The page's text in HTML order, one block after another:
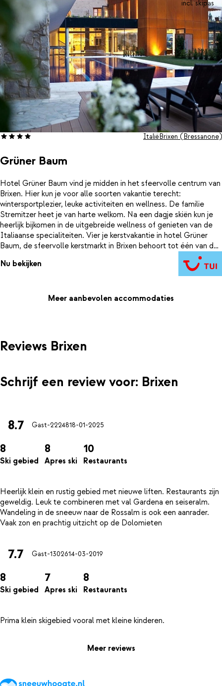
incl. skipas
Grüner Baum
ItaliëBrixen (Bressanone)
Hotel Grüner Baum vind je midden in het sfeervolle centrum van
Brixen. Hier kun je voor alle soorten vakantie terecht:
wintersportplezier, leuke activiteiten en wellness. De familie
Stremitzer heet je van harte welkom. Na een dagje skiën kun je
heerlijk bijkomen in de uitgebreide wellness of genieten van de
Italiaanse specialiteiten. Vier je kerstvakantie in hotel Grüner
Baum, de sfeervolle kerstmarkt in Brixen behoort tot één van de
Nu bekijken
Meer aanbevolen accommodaties
Reviews Brixen
Schrijf een review voor: Brixen
8.7 Gast-2224818-01-2025
8
Ski gebied
8
Apres ski
10
Restaurants
Heerlijk klein en rustig gebied met nieuwe liften. Restaurants zijn
geweldig. Leuk te combineren met val Gardena en seiseralm.
Wandeling in de sneeuw naar de Rossalm is ook een aanrader.
7.7 Gast-1302614-03-2019
8
Ski gebied
7
Apres ski
8
Restaurants
Meer reviews